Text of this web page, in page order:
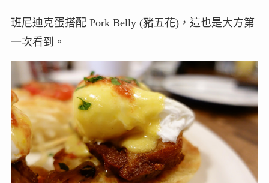
班尼迪克蛋搭配 Pork Belly (豬五花)，這也是大方第
一次看到。